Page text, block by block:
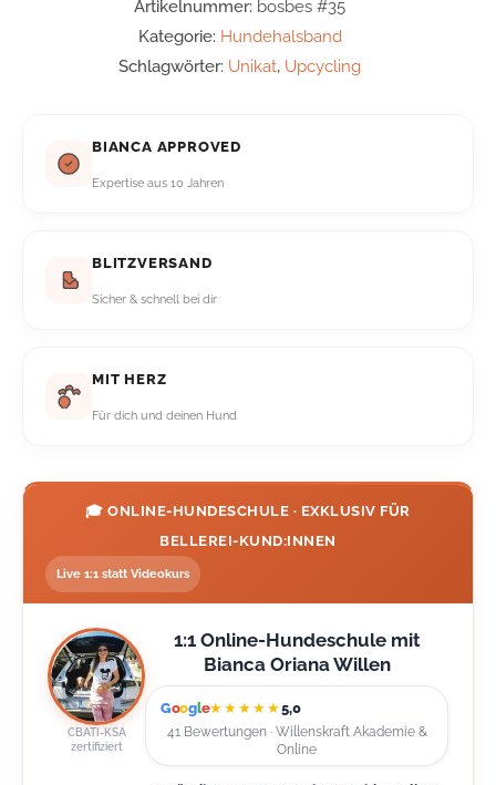
Artikelnummer: bosbes #35
Kategorie: Hundehalsband
Schlagwörter: Unikat, Upcycling
BIANCA APPROVED
Expertise aus 10 Jahren
BLITZVERSAND
Sicher & schnell bei dir
MIT HERZ
Für dich und deinen Hund
🎓 ONLINE-HUNDESCHULE · EXKLUSIV FÜR
BELLEREI-KUND:INNEN
Live 1:1 statt Videokurs
CBATI-KSA
zertifiziert
1:1 Online-Hundeschule mit
Bianca Oriana Willen
Google★★★★★5,0
41 Bewertungen · Willenskraft Akademie &
Online